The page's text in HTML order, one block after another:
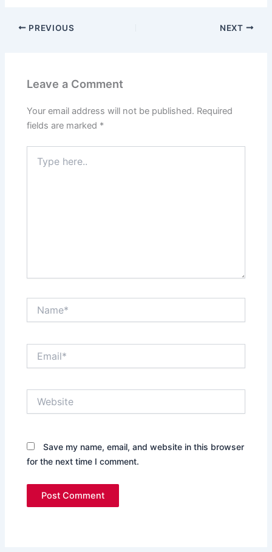
PREVIOUS NEXT
Leave a Comment
Your email address will not be published. Required
fields are marked *
here..
Save my name, email, and website in this browser
for the next time I comment.